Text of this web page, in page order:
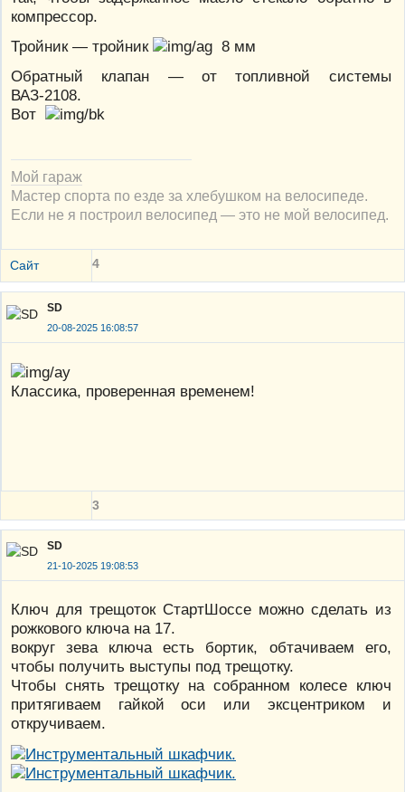
компрессор.
Тройник — тройник
8 мм
Обратный клапан — от топливной системы
ВАЗ-2108.
Вот
Мой гараж
Мастер спорта по езде за хлебушком на велосипеде.
Если не я построил велосипед — это не мой велосипед.
Сайт 4
SD
20-08-2025 16:08:57
Классика, проверенная временем!
3
SD
21-10-2025 19:08:53
Ключ для трещоток СтартШоссе можно сделать из
рожкового ключа на 17.
вокруг зева ключа есть бортик, обтачиваем его,
чтобы получить выступы под трещотку.
Чтобы снять трещотку на собранном колесе ключ
притягиваем гайкой оси или эксцентриком и
откручиваем.